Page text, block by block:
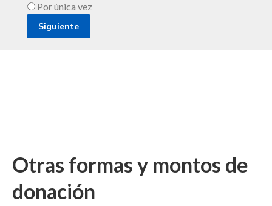
Por única vez
Siguiente
Otras formas y montos de
donación